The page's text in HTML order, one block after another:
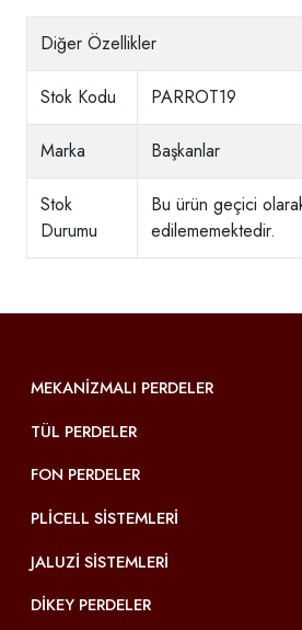
Diğer Özellikler
Stok Kodu PARROT19
Marka Başkanlar
Stok
Durumu
Bu ürün geçici
edilememektedir.
MEKANIZMALI PERDELER
TÜL PERDELER
FON PERDELER
PLICELL SISTEMLERI
JALUZI SISTEMLERI
DIKEY PERDELER